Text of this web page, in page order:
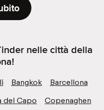
nelle città della
Bangkok
Barcellona
del Capo
Copenaghen